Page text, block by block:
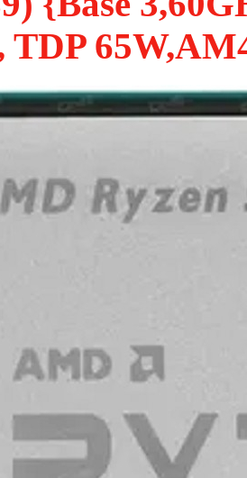
TDP